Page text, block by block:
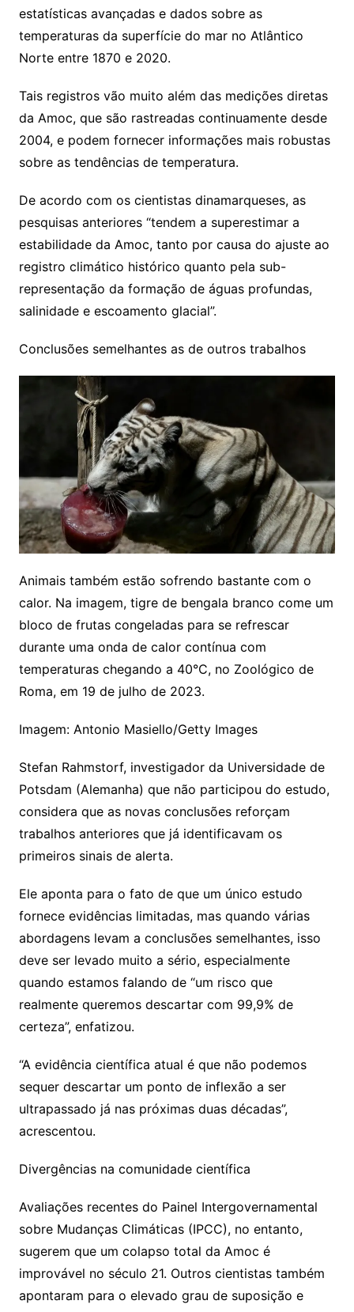
estatísticas avançadas e dados sobre as
temperaturas da superfície do mar no Atlântico
Norte entre 1870 e 2020.
Tais registros vão muito além das medições diretas
da Amoc, que são rastreadas continuamente desde
2004, e podem fornecer informações mais robustas
sobre as tendências de temperatura.
De acordo com os cientistas dinamarqueses, as
pesquisas anteriores “tendem a superestimar a
estabilidade da Amoc, tanto por causa do ajuste ao
registro climático histórico quanto pela sub-
representação da formação de águas profundas,
salinidade e escoamento glacial”.
Conclusões semelhantes as de outros trabalhos
Animais também estão sofrendo bastante com o
calor. Na imagem, tigre de bengala branco come um
bloco de frutas congeladas para se refrescar
durante uma onda de calor contínua com
temperaturas chegando a 40°C, no Zoológico de
Roma, em 19 de julho de 2023.
Imagem: Antonio Masiello/Getty Images
Stefan Rahmstorf, investigador da Universidade de
Potsdam (Alemanha) que não participou do estudo,
considera que as novas conclusões reforçam
trabalhos anteriores que já identificavam os
primeiros sinais de alerta.
Ele aponta para o fato de que um único estudo
fornece evidências limitadas, mas quando várias
abordagens levam a conclusões semelhantes, isso
deve ser levado muito a sério, especialmente
quando estamos falando de “um risco que
realmente queremos descartar com 99,9% de
certeza”, enfatizou.
“A evidência científica atual é que não podemos
sequer descartar um ponto de inflexão a ser
ultrapassado já nas próximas duas décadas”,
acrescentou.
Divergências na comunidade científica
Avaliações recentes do Painel Intergovernamental
sobre Mudanças Climáticas (IPCC), no entanto,
sugerem que um colapso total da Amoc é
improvável no século 21. Outros cientistas também
apontaram para o elevado grau de suposição e